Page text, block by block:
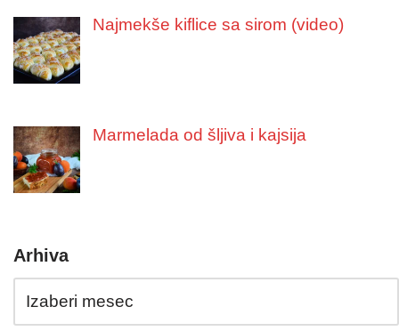
Najmekše kiflice sa sirom (video)
Marmelada od šljiva i kajsija
Arhiva